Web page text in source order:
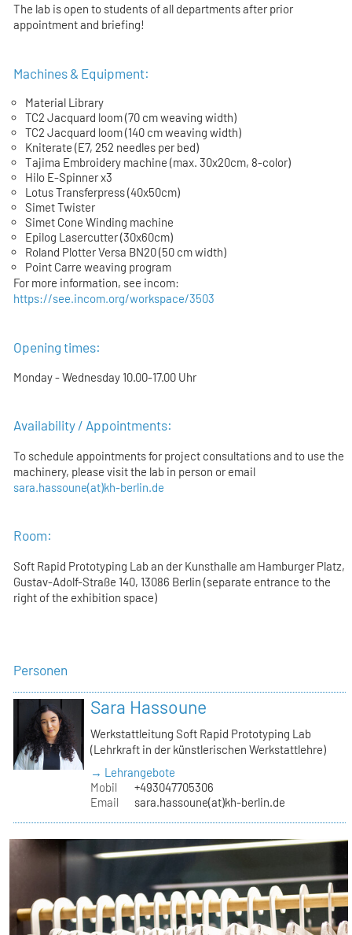
The lab is open to students of all departments after prior
appointment and briefing!
Machines & Equipment:
Material Library
TC2 Jacquard loom (70 cm weaving width)
TC2 Jacquard loom (140 cm weaving width)
Kniterate (E7, 252 needles per bed)
Tajima Embroidery machine (max. 30x20cm, 8-color)
Hilo E-Spinner x3
Lotus Transferpress (40x50cm)
Simet Twister
Simet Cone Winding machine
Epilog Lasercutter (30x60cm)
Roland Plotter Versa BN20 (50 cm width)
Point Carre weaving program
For more information, see incom:
https://see.incom.org/workspace/3503
Opening times:
Monday - Wednesday 10.00-17.00 Uhr
Availability / Appointments:
To schedule appointments for project consultations and to use the
machinery, please visit the lab in person or email
sara.hassoune(at)kh-berlin.de
Room:
Soft Rapid Prototyping Lab an der Kunsthalle am Hamburger Platz,
Gustav-Adolf-Straße 140, 13086 Berlin (separate entrance to the
right of the exhibition space)
Personen
Sara Hassoune
Werkstattleitung Soft Rapid Prototyping Lab
(Lehrkraft in der künstlerischen Werkstattlehre)
→ Lehrangebote
Mobil
+493047705306
Email
sara.hassoune(at)kh-berlin.de